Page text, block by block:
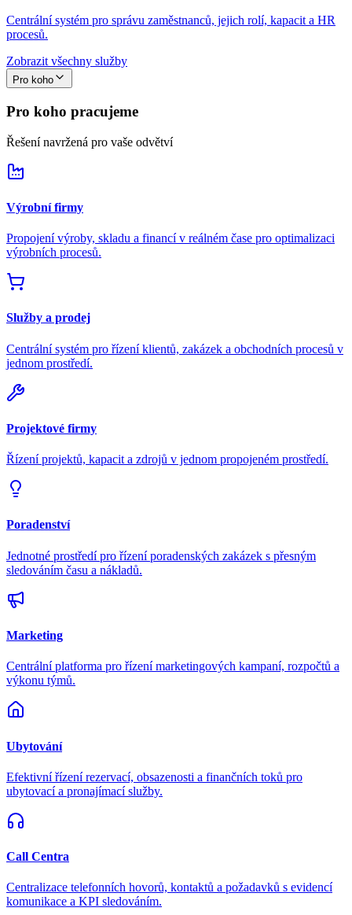
Centrální systém pro správu zaměstnanců, jejich rolí, kapacit a HR
procesů.
Zobrazit všechny služby
Pro koho
Pro koho pracujeme
Řešení navržená pro vaše odvětví
Výrobní firmy
Propojení výroby, skladu a financí v reálném čase pro optimalizaci
výrobních procesů.
Služby a prodej
Centrální systém pro řízení klientů, zakázek a obchodních procesů v
jednom prostředí.
Projektové firmy
Řízení projektů, kapacit a zdrojů v jednom propojeném prostředí.
Poradenství
Jednotné prostředí pro řízení poradenských zakázek s přesným
sledováním času a nákladů.
Marketing
Centrální platforma pro řízení marketingových kampaní, rozpočtů a
výkonu týmů.
Ubytování
Efektivní řízení rezervací, obsazenosti a finančních toků pro
ubytovací a pronajímací služby.
Call Centra
Centralizace telefonních hovorů, kontaktů a požadavků s evidencí
komunikace a KPI sledováním.